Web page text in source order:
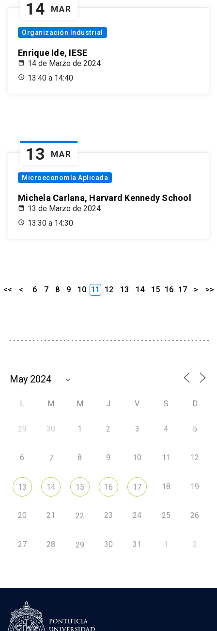
14 MAR
Organización Industrial
Enrique Ide, IESE
14 de Marzo de 2024
13:40 a 14:40
13 MAR
Microeconomía Aplicada
Michela Carlana, Harvard Kennedy School
13 de Marzo de 2024
13:30 a 14:30
<< < 6 7 8 9 10 11 12 13 14 15 16 17 > >>
L M M J V S D
29 30 1 2 3 4 5
6 7 8 9 10 11 12
13 14 15 16 17 18 19
20 21 22 23 24 25 26
27 28 29 30 31 1 2